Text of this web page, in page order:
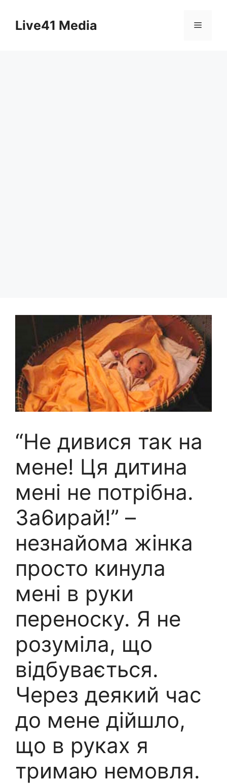
contentLive41 Media Menu
“Не дивися так на
мене! Ця дитина
мені не потрібна.
За6ирай!” –
незнайома жінка
просто кинула
мені в руки
переноску. Я не
розуміла, що
відбувається.
Через деякий час
до мене дійшло,
що в руках я
тримаю немовля.